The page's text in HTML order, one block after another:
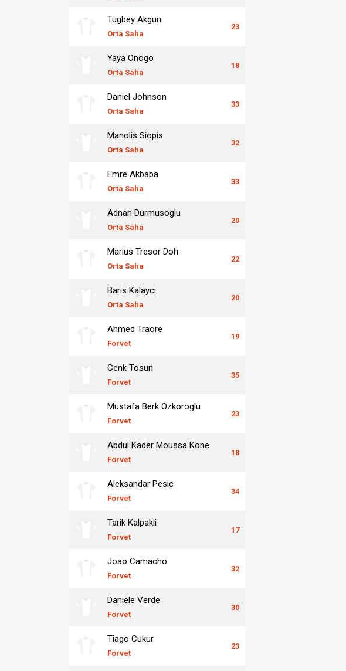
Tugbey Akgun
Orta Saha
23
Yaya Onogo
Orta Saha
18
Daniel Johnson
Orta Saha
33
Manolis Siopis
Orta Saha
32
Emre Akbaba
Orta Saha
33
Adnan Durmusoglu
Orta Saha
20
Marius Tresor Doh
Orta Saha
22
Baris Kalayci
Orta Saha
20
Ahmed Traore
Forvet
19
Cenk Tosun
Forvet
35
Mustafa Berk Ozkoroglu
Forvet
23
Abdul Kader Moussa Kone
Forvet
18
Aleksandar Pesic
Forvet
34
Tarik Kalpakli
Forvet
17
Joao Camacho
Forvet
32
Daniele Verde
Forvet
30
Tiago Cukur
Forvet
23